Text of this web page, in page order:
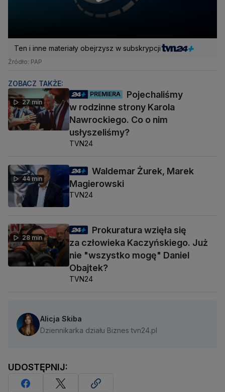
Ten i inne materiały obejrzysz w subskrypcji
Źródło: PAP
ZOBACZ TAKŻE:
27 min
PREMIERA
Pojechaliśmy
w rodzinne strony Karola
Nawrockiego. Co o nim
usłyszeliśmy?
TVN24
44 min
Waldemar Żurek, Marek
Magierowski
TVN24
28 min
Prokuratura wzięła się
za człowieka Kaczyńskiego. Już
nie "wszystko mogę" Daniel
Obajtek?
TVN24
Alicja Skiba
Dziennikarka działu Biznes tvn24.pl
UDOSTĘPNIJ: